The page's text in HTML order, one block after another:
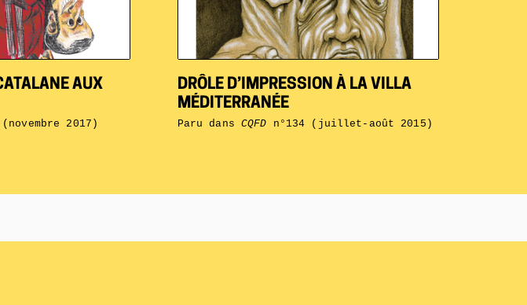
AUX
2017)
DRÔLE D’IMPRESSION À LA VILLA
MÉDITERRANÉE
Paru dans CQFD n°134 (juillet-août 2015)